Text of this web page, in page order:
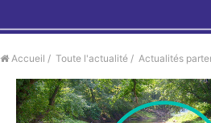
Accueil / Toute l'actualité / Actualités